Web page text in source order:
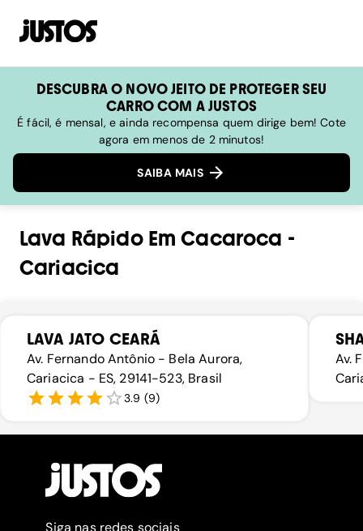
DESCUBRA O NOVO JEITO DE PROTEGER SEU
CARRO COM A JUSTOS
É fácil, é mensal, e ainda recompensa quem dirige bem! Cote
agora em menos de 2 minutos!
SAIBA MAIS
Lava RápidoEmCacaroca -
Cariacica
LAVA JATO CEARÁ
Av. Fernando Antônio - Bela Aurora,
Cariacica - ES, 29141-523, Brasil
3.9 (9)
Av.